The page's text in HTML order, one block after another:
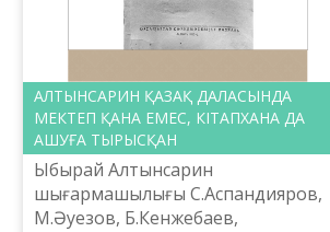
АЛТЫНСАРИН ҚАЗАҚ ДАЛАСЫНДА
МЕКТЕП ҚАНА ЕМЕС, КІТАПХАНА ДА
АШУҒА ТЫРЫСҚАН
Ыбырай Алтынсарин
шығармашылығы С.Аспандияров,
М.Әуезов, Б.Кенжебаев,